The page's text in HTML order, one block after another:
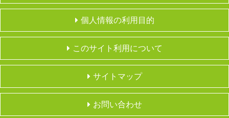
個人情報の利用目的
このサイト利用について
サイトマップ
お問い合わせ